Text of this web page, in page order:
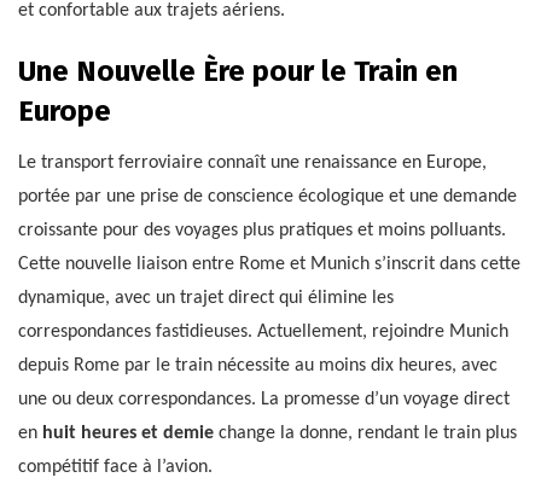
et confortable aux trajets aériens.
Une Nouvelle Ère pour le Train en
Europe
Le transport ferroviaire connaît une renaissance en Europe,
portée par une prise de conscience écologique et une demande
croissante pour des voyages plus pratiques et moins polluants.
Cette nouvelle liaison entre Rome et Munich s’inscrit dans cette
dynamique, avec un trajet direct qui élimine les
correspondances fastidieuses. Actuellement, rejoindre Munich
depuis Rome par le train nécessite au moins dix heures, avec
une ou deux correspondances. La promesse d’un voyage direct
en huit heures et demie change la donne, rendant le train plus
compétitif face à l’avion.